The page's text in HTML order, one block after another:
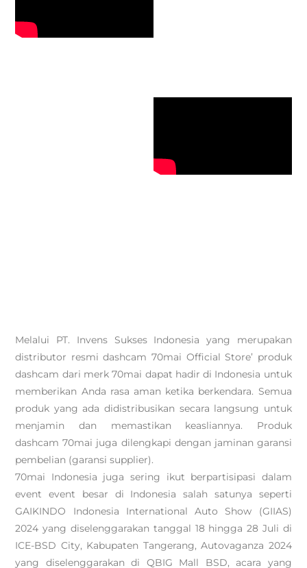
Melalui PT. Invens Sukses Indonesia yang merupakan
distributor resmi dashcam 70mai Official Store’ produk
dashcam dari merk 70mai dapat hadir di Indonesia untuk
memberikan Anda rasa aman ketika berkendara. Semua
produk yang ada didistribusikan secara langsung untuk
menjamin dan memastikan keasliannya. Produk
dashcam 70mai juga dilengkapi dengan jaminan garansi
pembelian (garansi supplier).
70mai Indonesia juga sering ikut berpartisipasi dalam
event event besar di Indonesia salah satunya seperti
GAIKINDO Indonesia International Auto Show (GIIAS)
2024 yang diselenggarakan tanggal 18 hingga 28 Juli di
ICE-BSD City, Kabupaten Tangerang, Autovaganza 2024
yang diselenggarakan di QBIG Mall BSD, acara yang